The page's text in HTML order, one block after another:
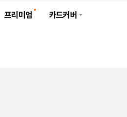
프리미엄 카드커버